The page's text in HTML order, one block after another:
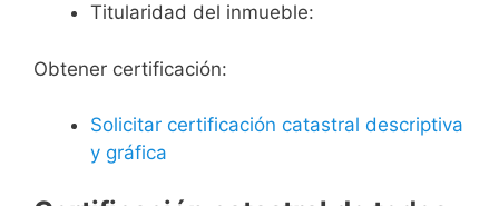
Titularidad del inmueble:
Obtener certificación:
Solicitar certificación catastral descriptiva
y gráfica